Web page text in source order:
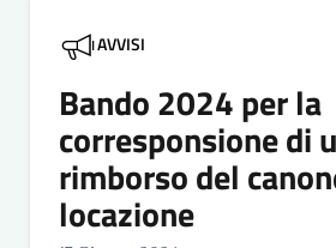
AVVISI
Bando 2024 per la
corresponsione di
rimborso del
locazione